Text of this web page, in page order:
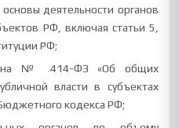
деятельности органов
РФ, включая статьи 5,
РФ;
№ 414-ФЗ «Об общих
власти в субъектах
кодекса РФ;